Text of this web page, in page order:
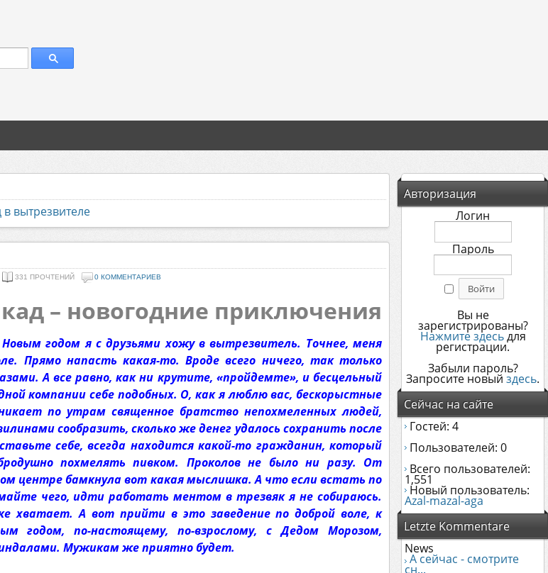
Авторизация
Логин
Пароль
Вы не
зарегистрированы?
Нажмите здесьдля
регистрации.
Забыли пароль?
Запросите новый здесь.
Сейчас на сайте
Гостей: 4
Пользователей: 0
Всего пользователей:
1,551
Новый пользователь:
Azal-mazal-aga
Letzte Kommentare
News
А сейчас - смотрите
сн...
вытрезвителе
331 ПРОЧТЕНИЙ 0 КОММЕНТАРИЕВ
– новогодние приключения
годом я с друзьями хожу в вытрезвитель. Точнее, меня
Прямо напасть какая-то. Вроде всего ничего, так только
А все равно, как ни крутите, «пройдемте», и бесцельный
компании себе подобных. О, как я люблю вас, бескорыстные
по утрам священное братство непохмеленных людей,
сообразить, сколько же денег удалось сохранить после
себе, всегда находится какой-то гражданин, который
похмелять пивком. Проколов не было ни разу. От
центре бамкнула вот какая мыслишка. А что если встать по
чего, идти работать ментом в трезвяк я не собираюсь.
хватает. А вот прийти в это заведение по доброй воле, к
годом, по-настоящему, по-взрослому, с Дедом Морозом,
Мужикам же приятно будет.